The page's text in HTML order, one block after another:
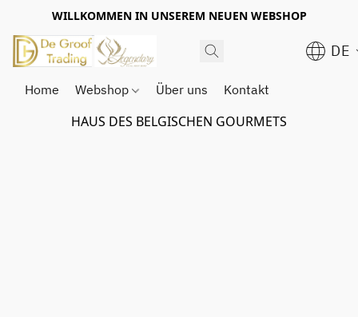
WILLKOMMEN IN UNSEREM NEUEN WEBSHOP
DE
Home Webshop Über uns Kontakt
HAUS DES BELGISCHEN GOURMETS